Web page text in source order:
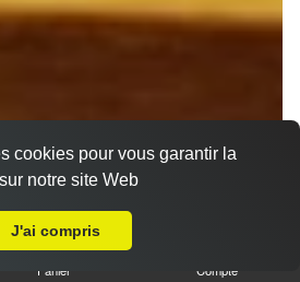
Panier Compte
cookies pour vous garantir la
notre site Web
J'ai compris